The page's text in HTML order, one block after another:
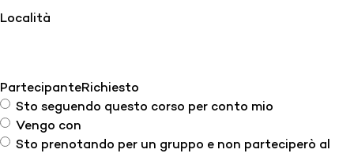
Località
PartecipanteRichiesto
Sto seguendo questo corso per conto mio
Vengo con
Sto prenotando per un gruppo e non parteciperò al